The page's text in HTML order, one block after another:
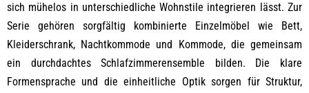
sich mühelos in unterschiedliche Wohnstile integrieren lässt. Zur
Serie gehören sorgfältig kombinierte Einzelmöbel wie Bett,
Kleiderschrank, Nachtkommode und Kommode, die gemeinsam
ein durchdachtes Schlafzimmerensemble bilden. Die klare
Formensprache und die einheitliche Optik sorgen für Struktur,